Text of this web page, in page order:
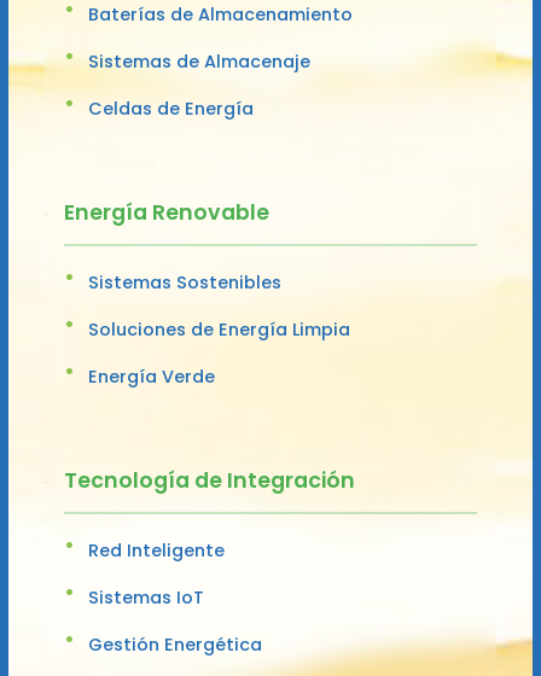
Baterías de Almacenamiento
Sistemas de Almacenaje
Celdas de Energía
Energía Renovable
Sistemas Sostenibles
Soluciones de Energía Limpia
Energía Verde
Tecnología de Integración
Red Inteligente
Sistemas IoT
Gestión Energética